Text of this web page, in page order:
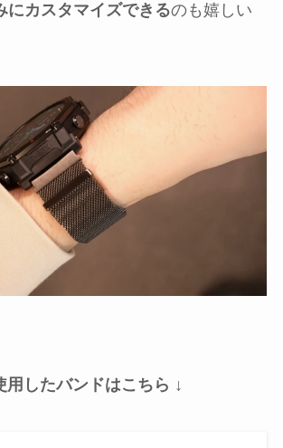
にカスタマイズできるのも嬉しい
用したバンドはこちら ↓